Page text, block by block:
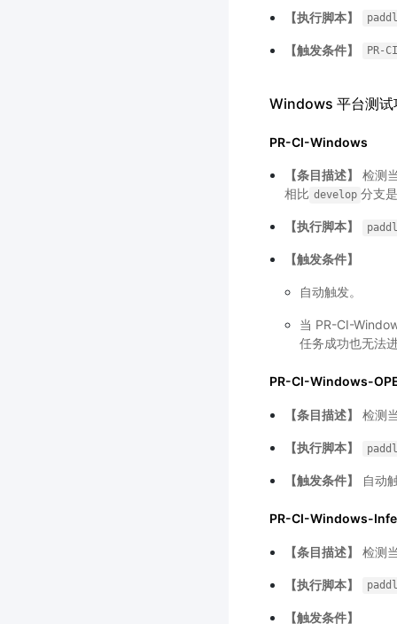
【执行脚本】
【触发条件】 PR-
Windows 平台测试
PR-CI-Windows
【条目描述】
检测
相比 develop 分支
【执行脚本】
【触发条件】
自动触发。
当 PR-CI-
任务成功也无法
PR-CI-Windows-
【条目描述】 检测
【执行脚本】
【触发条件】 自动
PR-CI-Windows-
【条目描述】 检测
【执行脚本】
【触发条件】